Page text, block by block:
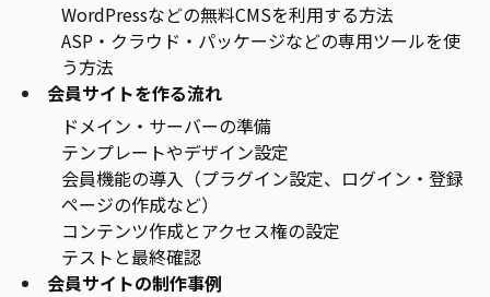
WordPressなどの無料CMSを利用する方法
ASP・クラウド・パッケージなどの専用ツールを使
う方法
会員サイトを作る流れ
ドメイン・サーバーの準備
テンプレートやデザイン設定
会員機能の導入（プラグイン設定、ログイン・登録
ページの作成など）
コンテンツ作成とアクセス権の設定
テストと最終確認
会員サイトの制作事例